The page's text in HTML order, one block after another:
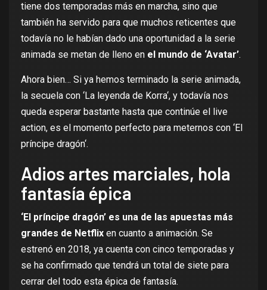
tiene dos temporadas más en marcha, sino que
también ha servido para que muchos reticentes que
todavía no le habían dado una oportunidad a la serie
animada se metan de lleno en el mundo de ‘Avatar’.
Ahora bien… Si ya hemos terminado la serie animada,
la secuela con ‘La leyenda de Korra‘, y todavía nos
queda esperar bastante hasta que continúe el live
action, es el momento perfecto para meternos con ‘El
príncipe dragón‘.
Adios artes marciales, hola
fantasía épica
‘El príncipe dragón’ es una de las apuestas más
grandes de Netflix en cuanto a animación. Se
estrenó en 2018, ya cuenta con cinco temporadas y
se ha confirmado que tendrá un total de siete para
cerrar del todo esta épica de fantasía.